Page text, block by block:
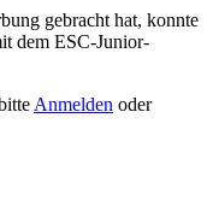
gebracht hat, konnte
dem ESC-Junior-
Anmelden oder